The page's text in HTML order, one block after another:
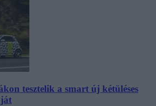
tesztelik a smart új kétüléses